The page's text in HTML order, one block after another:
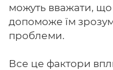
можуть вважати, що
допоможе їм
проблеми.
Все це фактори